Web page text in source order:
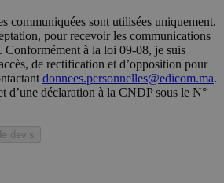
communiquées sont utilisées uniquement,
pour recevoir les communications
Conformément à la loi 09-08, je suis
de rectification et d’opposition pour
donnees.personnelles@edicom.ma.
d’une déclaration à la CNDP sous le N°
devis